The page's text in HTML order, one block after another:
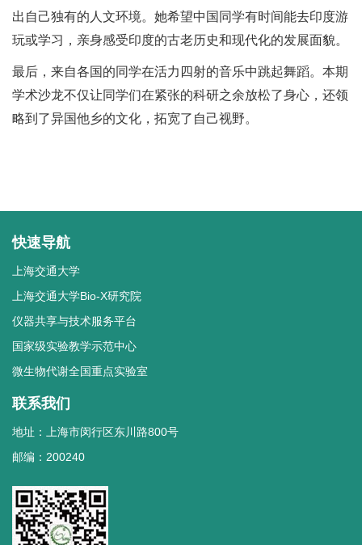
出自己独有的人文环境。她希望中国同学有时间能去印度游
玩或学习，亲身感受印度的古老历史和现代化的发展面貌。
最后，来自各国的同学在活力四射的音乐中跳起舞蹈。本期
学术沙龙不仅让同学们在紧张的科研之余放松了身心，还领
略到了异国他乡的文化，拓宽了自己视野。
快速导航
上海交通大学
上海交通大学Bio-X研究院
仪器共享与技术服务平台
国家级实验教学示范中心
微生物代谢全国重点实验室
联系我们
地址：上海市闵行区东川路800号
邮编：200240